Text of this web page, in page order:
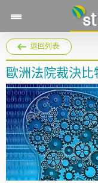
返回列表
歐洲法院裁決比